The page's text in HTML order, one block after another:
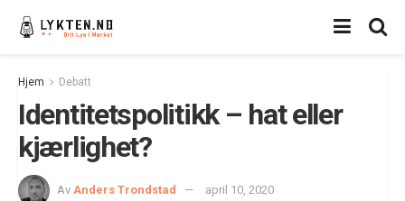
Hjem Debatt
Identitetspolitikk – hat eller
kjærlighet?
Av Anders Trondstad
april 10, 2020